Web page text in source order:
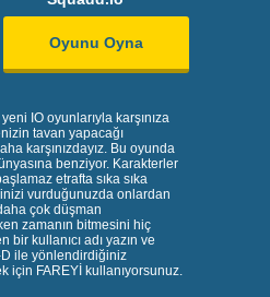
Oyunu Oyna
IO oyunlarıyla karşınıza
tavan yapacağı
karşınızdayız. Bu oyunda
benziyor. Karakterler
etrafta sıka sıka
vurduğunuzda onlardan
çok düşman
zamanın bitmesini hiç
kullanıcı adı yazın ve
D ile yönlendirdiğiniz
için FAREYİ kullanıyorsunuz.